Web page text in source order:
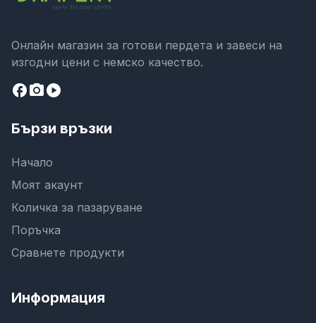
Онлайн магазин за готови пердета и завеси на
изгодни цени с немско качество.
facebookcamera_altplay_circle
Бързи връзки
Начало
Моят акаунт
Количка за пазаруване
Поръчка
Сравнете продукти
Информация